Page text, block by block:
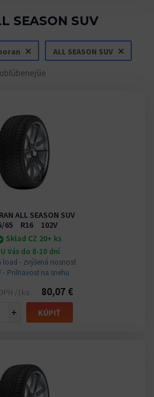
SEASON SUV
ALL SEASON SUV
ALL SEASON SUV
65 R16 102V
Sklad CZ 20+ ks
U Vás do 8-10 dní
load - zvýšená nosnosť
- Priľnavosť na snehu
/1ks
80,07 €
+ KÚPIŤ